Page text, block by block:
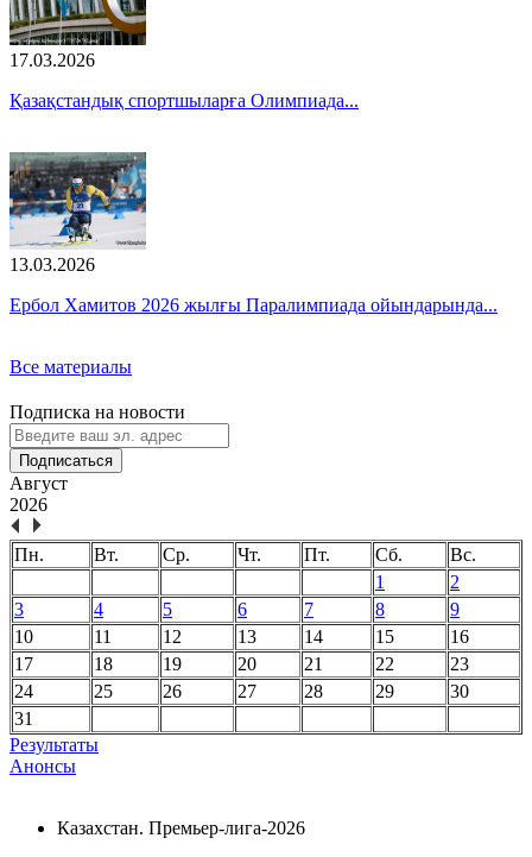
17.03.2026
Қазақстандық спортшыларға Олимпиада...
13.03.2026
Ербол Хамитов 2026 жылғы Паралимпиада ойындарында...
Все материалы
Подписка на новости
Подписаться
Август
2026
Пн. Вт. Ср. Чт. Пт. Сб.
Вс.
1
2
3
4 5 6 7 8
9
10
11 12 13 14 15
16
17
18 19 20 21 22
23
24
25 26 27 28 29
30
31
Результаты
Анонсы
Казахстан. Премьер-лига-2026